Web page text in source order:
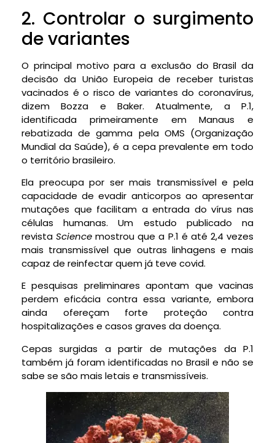
2. Controlar o surgimento
de variantes
O principal motivo para a exclusão do Brasil da
decisão da União Europeia de receber turistas
vacinados é o risco de variantes do coronavírus,
dizem Bozza e Baker. Atualmente, a P.1,
identificada primeiramente em Manaus e
rebatizada de gamma pela OMS (Organização
Mundial da Saúde), é a cepa prevalente em todo
o território brasileiro.
Ela preocupa por ser mais transmissível e pela
capacidade de evadir anticorpos ao apresentar
mutações que facilitam a entrada do vírus nas
células humanas. Um estudo publicado na
revistaSciencemostrou que a P.1 é até 2,4 vezes
mais transmissível que outras linhagens e mais
capaz de reinfectar quem já teve covid.
E pesquisas preliminares apontam que vacinas
perdem eficácia contra essa variante, embora
ainda ofereçam forte proteção contra
hospitalizações e casos graves da doença.
Cepas surgidas a partir de mutações da P.1
também já foram identificadas no Brasil e não se
sabe se são mais letais e transmissíveis.